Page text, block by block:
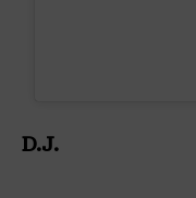
D.J.